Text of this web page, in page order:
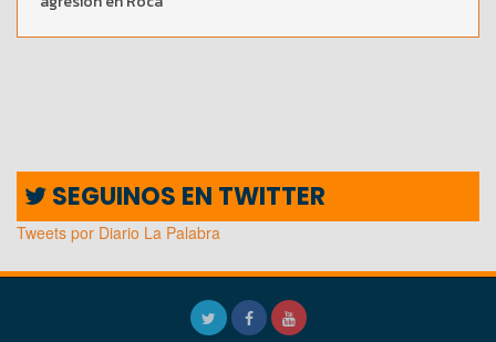
SEGUINOS EN TWITTER
Tweets por Diario La Palabra